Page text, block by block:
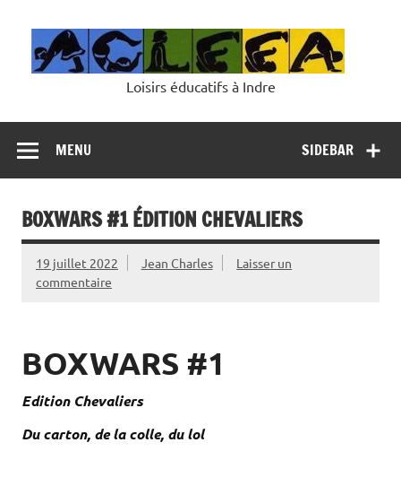
Loisirs éducatifs à Indre
SIDEBAR
MENU
BOXWARS #1 ÉDITION CHEVALIERS
19 juillet 2022 Jean Charles
Laisser un
commentaire
BOXWARS #1
Edition Chevaliers
Du carton, de la colle, du lol